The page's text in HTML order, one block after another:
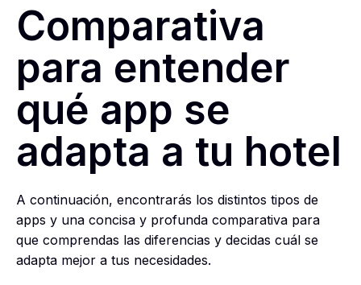
Comparativa
para entender
qué app se
adapta a tu hotel
A continuación, encontrarás los distintos tipos de
apps y una concisa y profunda comparativa para
que comprendas las diferencias y decidas cuál se
adapta mejor a tus necesidades.